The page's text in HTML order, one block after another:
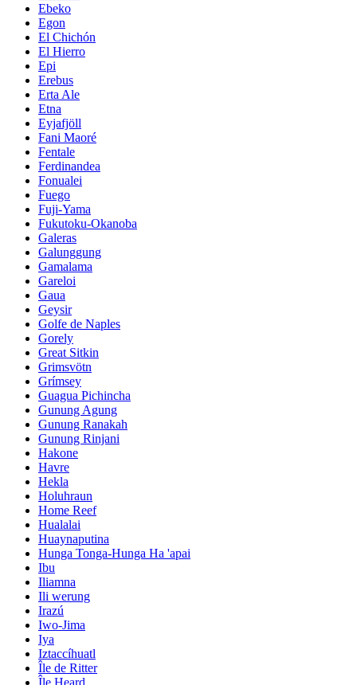
Ebeko
Egon
El Chichón
El Hierro
Epi
Erebus
Erta Ale
Etna
Eyjafjöll
Fani Maoré
Fentale
Ferdinandea
Fonualei
Fuego
Fuji-Yama
Fukutoku-Okanoba
Galeras
Galunggung
Gamalama
Gareloi
Gaua
Geysir
Golfe de Naples
Gorely
Great Sitkin
Grimsvötn
Grímsey
Guagua Pichincha
Gunung Agung
Gunung Ranakah
Gunung Rinjani
Hakone
Havre
Hekla
Holuhraun
Home Reef
Hualalai
Huaynaputina
Hunga Tonga-Hunga Ha 'apai
Ibu
Iliamna
Ili werung
Irazú
Iwo-Jima
Iya
Iztaccíhuatl
Île de Ritter